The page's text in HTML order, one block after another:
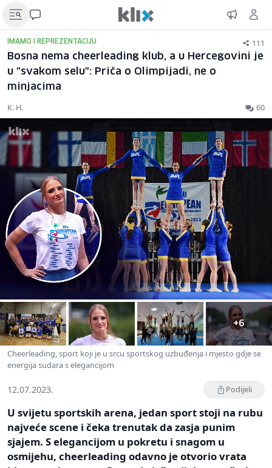
IMAMO I REPREZENTACIJU 111
Bosna nema cheerleading klub, a u Hercegovini je
u "svakom selu": Priča o Olimpijadi, ne o
minjacima
K. H. 60
+6
Cheerleading, sport koji je u srcu sportskog uzbuđenja i mjesto gdje se
energija sudara s elegancijom
12.07.2023. Podijeli
U svijetu sportskih arena, jedan sport stoji na rubu
najveće scene i čeka trenutak da zasja punim
sjajem. S elegancijom u pokretu i snagom u
osmijehu, cheerleading odavno je otvorio vrata